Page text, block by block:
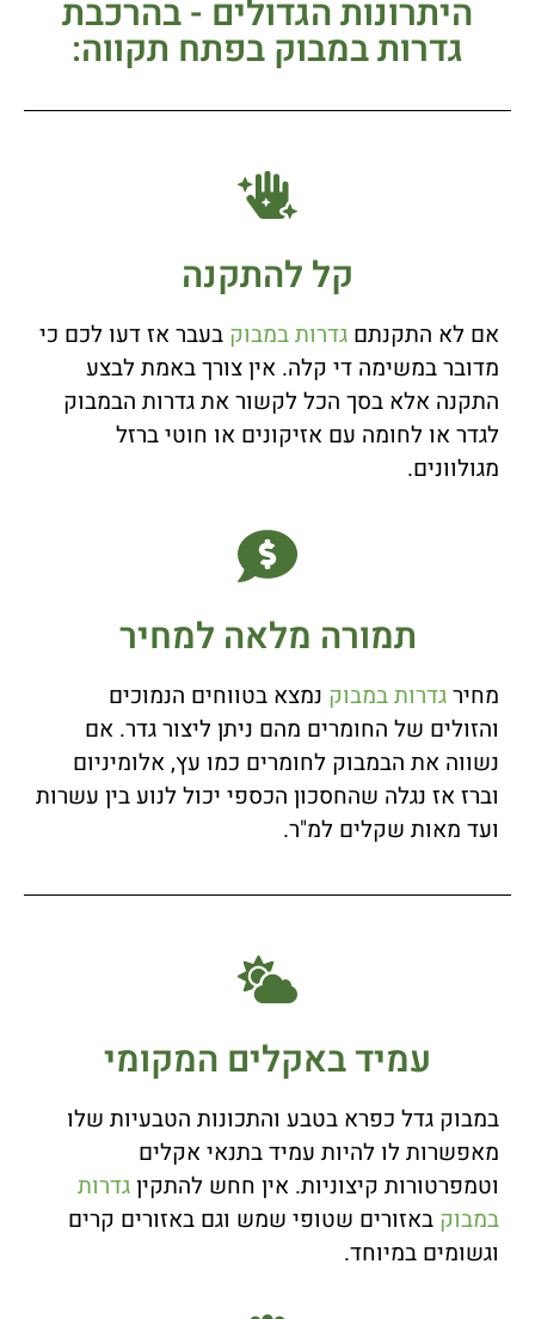
היתרונות הגדולים - בהרכבת
גדרות במבוק בפתח תקווה:
קל להתקנה
אם לא התקנתם גדרות במבוק בעבר אז דעו לכם כי
מדובר במשימה די קלה. אין צורך באמת לבצע
התקנה אלא בסך הכל לקשור את גדרות הבמבוק
לגדר או לחומה עם אזיקונים או חוטי ברזל
מגולוונים.
תמורה מלאה למחיר
מחירגדרות במבוק נמצא בטווחים הנמוכים
והזולים של החומרים מהם ניתן ליצור גדר. אם
נשווה את הבמבוק לחומרים כמו עץ, אלומיניום
וברז אז נגלה שהחסכון הכספי יכול לנוע בין עשרות
ועד מאות שקלים למ"ר.
עמיד באקלים המקומי
במבוק גדל כפרא בטבע והתכונות הטבעיות שלו
מאפשרות לו להיות עמיד בתנאי אקלים
וטמפרטורות קיצוניות. אין חחש להתקיןגדרות
במבוק באזורים שטופי שמש וגם באזורים קרים
וגשומים במיוחד.